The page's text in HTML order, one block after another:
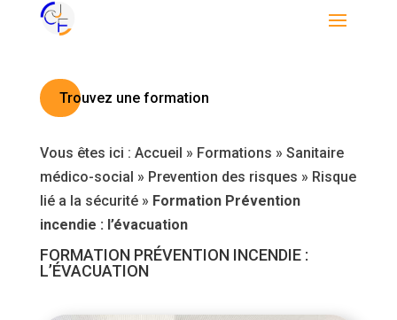
Trouvez une formation
Vous êtes ici : Accueil » Formations » Sanitaire
médico-social » Prevention des risques » Risque
lié a la sécurité» Formation Prévention
incendie : l’évacuation
FORMATION PRÉVENTION INCENDIE :
L’ÉVACUATION